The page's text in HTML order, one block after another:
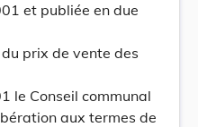
et publiée en due
prix de vente des
le Conseil communal
aux termes de